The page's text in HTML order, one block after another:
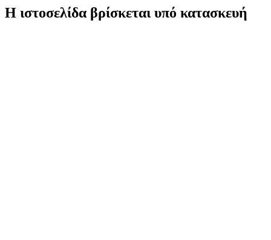
Η ιστοσελίδα βρίσκεται υπό κατασκευή